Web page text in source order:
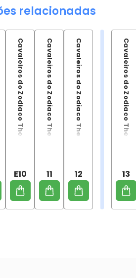
relacionadas
Cavaleiros do Zodiaco The Lost Canvas Gaiden Especial - Vol. 10
E10 Cavaleiros do Zodiaco The Lost Canvas Gaiden Especial - Vol. 11
11 Cavaleiros do Zodiaco The Lost Canvas Gaiden Especial - 12
12 Cavaleiros do Zodiaco The Lost Canvas Gaiden Especial Vol. 13
13